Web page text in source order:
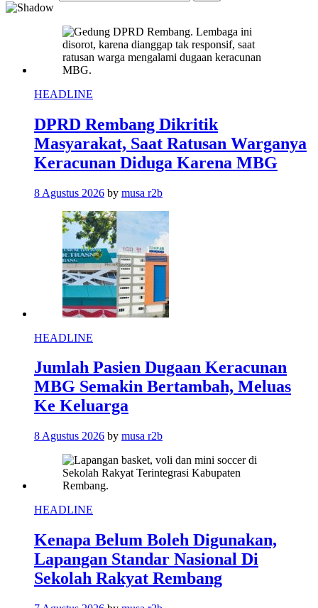
HEADLINE
DPRD Rembang Dikritik
Masyarakat, Saat Ratusan Warganya
Keracunan Diduga Karena MBG
8 Agustus 2026 by musa r2b
HEADLINE
Jumlah Pasien Dugaan Keracunan
MBG Semakin Bertambah, Meluas
Ke Keluarga
8 Agustus 2026 by musa r2b
HEADLINE
Kenapa Belum Boleh Digunakan,
Lapangan Standar Nasional Di
Sekolah Rakyat Rembang